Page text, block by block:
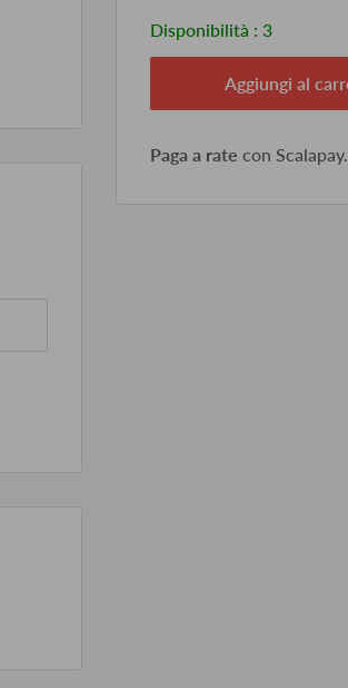
Disponibilità : 3
Aggiungi al
Paga a rate con Scalapay.